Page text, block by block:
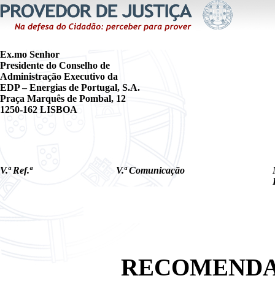
Ex.mo Senhor
Presidente do Conselho de
Administração Executivo da
EDP – Energias de Portugal, S.A.
Praça Marquês de Pombal, 12
1250-162 LISBOA
V.ª Ref.ª V.ª Comunicação